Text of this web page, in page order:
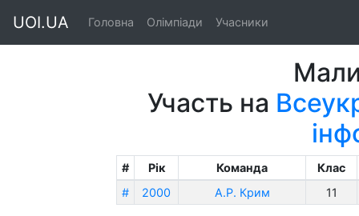
UOI.UA Головна Олімпіади Учасники
Участь на
# Рік Команда
Клас
#
2000 А.Р. Крим 11